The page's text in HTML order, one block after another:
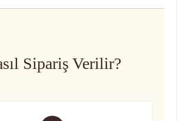
Sipariş Verilir?